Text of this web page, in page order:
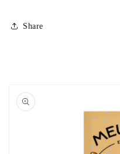
36pk
Share
product
information